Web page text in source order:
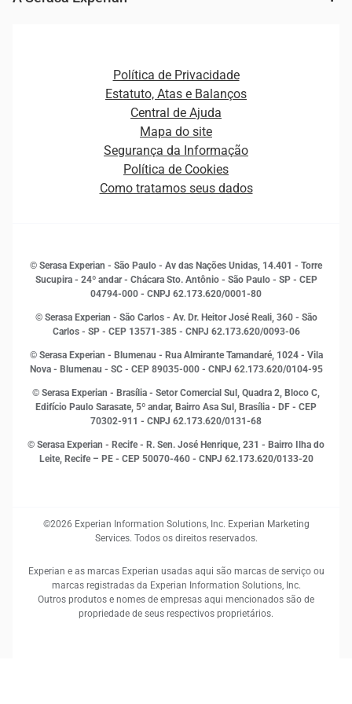
Plataformas e Motores de decisão
Ver todo o conteúdo
Curso Gratuito de Saúde Financeira
Empreendedorismo
Estudos e Pesquisas
Inovação e Tecnologia
Leis e impostos
Marketing
Open Finance
Proteção de Dados
Sustentabilidade Corporativa
Distribuidores e representantes
Estrutura Organizacional
Sala de Imprensa
Política de Privacidade
Estatuto, Atas e Balanços
Central de Ajuda
Mapa do site
Segurança da Informação
Política de Cookies
Como tratamos seus dados
© Serasa Experian - São Paulo - Av das Nações Unidas, 14.401 - Torre
Sucupira - 24º andar - Chácara Sto. Antônio - São Paulo - SP - CEP
04794-000 - CNPJ 62.173.620/0001-80
© Serasa Experian - São Carlos - Av. Dr. Heitor José Reali, 360 - São
Carlos - SP - CEP 13571-385 - CNPJ 62.173.620/0093-06
© Serasa Experian - Blumenau - Rua Almirante Tamandaré, 1024 - Vila
Nova - Blumenau - SC - CEP 89035-000 - CNPJ 62.173.620/0104-95
© Serasa Experian - Brasília - Setor Comercial Sul, Quadra 2, Bloco C,
Edifício Paulo Sarasate, 5º andar, Bairro Asa Sul, Brasília - DF - CEP
70302-911 - CNPJ 62.173.620/0131-68
© Serasa Experian - Recife - R. Sen. José Henrique, 231 - Bairro Ilha do
Leite, Recife – PE - CEP 50070-460 - CNPJ 62.173.620/0133-20
©2026 Experian Information Solutions, Inc. Experian Marketing
Services. Todos os direitos reservados.
Experian e as marcas Experian usadas aqui são marcas de serviço ou
marcas registradas da Experian Information Solutions, Inc.
Outros produtos e nomes de empresas aqui mencionados são de
propriedade de seus respectivos proprietários.